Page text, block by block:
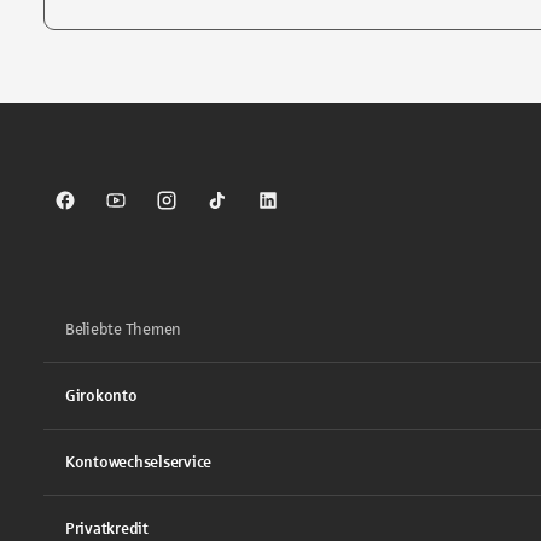
Sparkasse auf Facebook
Sparkasse auf Youtube
Sparkasse auf Instagram
Sparkasse auf TikTok
Sparkasse auf LinkedIn
Beliebte Themen
Girokonto
Kontowechselservice
Privatkredit